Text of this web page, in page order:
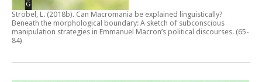
Ströbel, L. (2018b). Can Macromania be explained linguistically?
Beneath the morphological boundary: A sketch of subconscious
manipulation strategies in Emmanuel Macron’s political discourses. (65-
84)